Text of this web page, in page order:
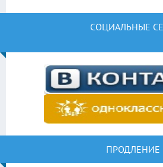
СОЦИАЛЬНЫЕ
ПРОДЛЕНИЕ